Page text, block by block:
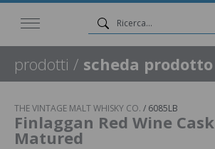
prodotti / scheda prodotto
THE VINTAGE MALT WHISKY CO. / 6085LB
Finlaggan Red Wine Cask
Matured